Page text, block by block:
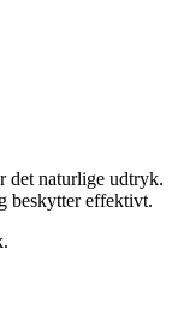
det naturlige udtryk.
beskytter effektivt.